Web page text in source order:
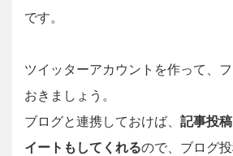
です。
ツイッターアカウントを作って、
おきましょう。
ブログと連携しておけば、 記事投
イートもしてくれるので、ブログ